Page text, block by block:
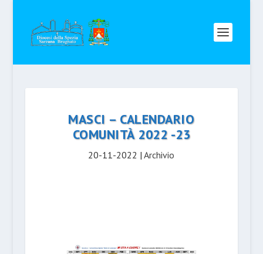
MASCI – CALENDARIO
COMUNITÀ 2022 -23
20-11-2022 |Archivio